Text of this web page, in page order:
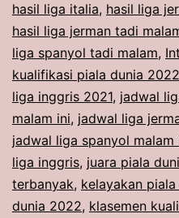
hasil liga italia, hasil liga
hasil liga jerman tadi
liga spanyol tadi malam,
kualifikasi piala dunia 2022
liga inggris 2021, jadwal
malam ini, jadwal liga
jadwal liga spanyol malam
liga inggris, juara piala
terbanyak, kelayakan piala
dunia 2022, klasemen